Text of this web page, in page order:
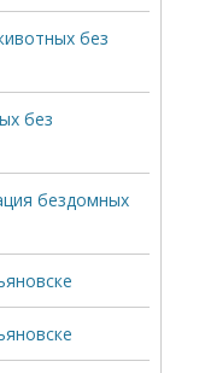
без
без
бездомных